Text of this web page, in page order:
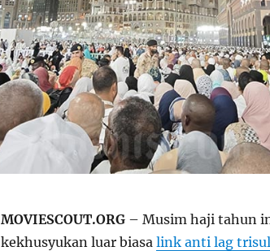
MOVIESCOUT.ORG– Musim haji tahun
kekhusyukan luar biasa link anti lag